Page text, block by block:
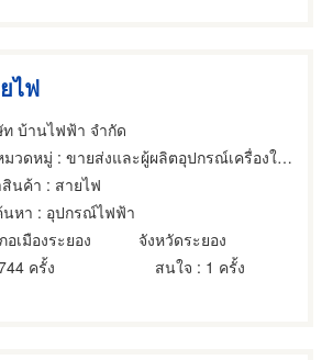
ไฟ
บ้านไฟฟ้า จำกัด
มวดหมู่ : ขายส่งและผู้ผลิตอุปกรณ์เครื่องใช้ไฟฟ้า,ลวดสายไฟ,เสาไฟฟ้าแสงสว่าง
นค้า : สายไฟ
หา : อุปกรณ์ไฟฟ้า
อเมืองระยอง
จังหวัดระยอง
ครั้ง สนใจ : 1 ครั้ง